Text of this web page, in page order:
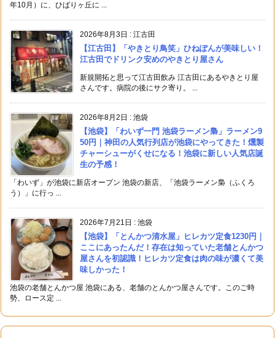
年10月）に、ひばりヶ丘に ...
2026年8月3日 : 江古田
【江古田】「やきとり鳥笑」ひねぽんが美味しい！
江古田でドリンク安めのやきとり屋さん
新規開拓と思って江古田飲み 江古田にあるやきとり屋
さんです。病院の後にサク寄り。 ...
2026年8月2日 : 池袋
【池袋】「わいず一門 池袋ラーメン梟」ラーメン9
50円｜神田の人気行列店が池袋にやってきた！燻製
チャーシューがくせになる！池袋に新しい人気店誕
生の予感！
「わいず」が池袋に新店オープン 池袋の新店、「池袋ラーメン梟（ふくろ
う）」に行っ ...
2026年7月21日 : 池袋
【池袋】「とんかつ清水屋」ヒレカツ定食1230円｜
ここにあったんだ！存在は知っていた老舗とんかつ
屋さんを初認識！ヒレカツ定食は肉の味が濃くて美
味しかった！
池袋の老舗とんかつ屋 池袋にある、老舗のとんかつ屋さんです。このご時
勢、ロース定 ...